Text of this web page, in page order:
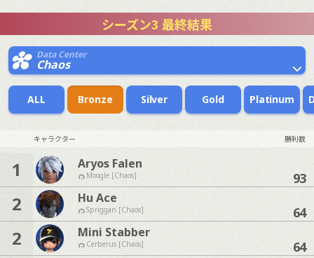
シーズン3 最終結果
Data Center
Chaos
ALL Bronze Silver Gold Platinum
キャラクター 勝利数
1 Aryos Falen
Moogle [Chaos] 93
2 Hu Ace
Spriggan [Chaos] 64
2 Mini Stabber
Cerberus [Chaos] 64